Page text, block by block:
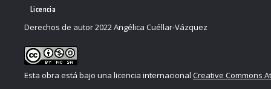
Licencia
Derechos de autor 2022 Angélica Cuéllar-Vázquez
Esta obra está bajo una licencia internacional Creative Commons